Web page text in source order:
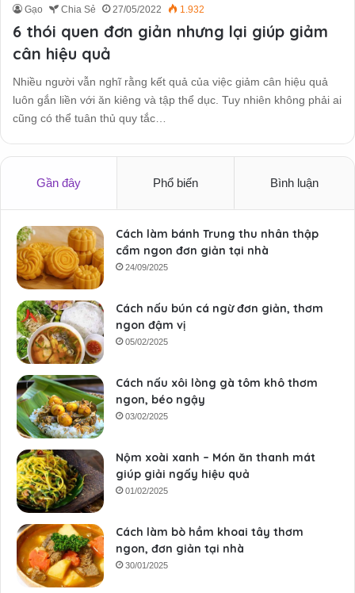
Gạo Chia Sẻ 27/05/2022 1.932
6 thói quen đơn giản nhưng lại giúp giảm
cân hiệu quả
Nhiều người vẫn nghĩ rằng kết quả của việc giảm cân hiệu quả
luôn gắn liền với ăn kiêng và tập thể dục. Tuy nhiên không phải ai
cũng có thể tuân thủ quy tắc…
Gần đây Phổ biến Bình luận
Cách làm bánh Trung thu nhân thập
cẩm ngon đơn giản tại nhà
24/09/2025
Cách nấu bún cá ngừ đơn giản, thơm
ngon đậm vị
05/02/2025
Cách nấu xôi lòng gà tôm khô thơm
ngon, béo ngậy
03/02/2025
Nộm xoài xanh – Món ăn thanh mát
giúp giải ngấy hiệu quả
01/02/2025
Cách làm bò hầm khoai tây thơm
ngon, đơn giản tại nhà
30/01/2025